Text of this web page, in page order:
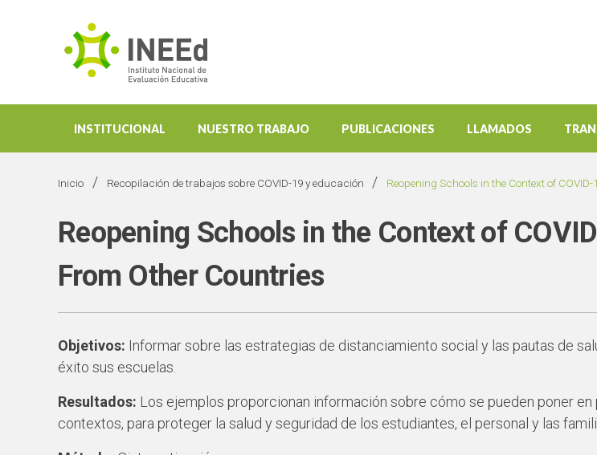
INSTITUCIONAL NUESTRO TRABAJO PUBLICACIONES LLAMADOS
Inicio / Recopilación de trabajos sobre COVID-19 y educación / Reopening Schools in the Context of
Reopening Schools in the Context of
From Other Countries
Objetivos: Informar sobre las estrategias de distanciamiento social y las pautas de
éxito sus escuelas.
Resultados: Los ejemplos proporcionan información sobre cómo se pueden poner
contextos, para proteger la salud y seguridad de los estudiantes, el personal y las